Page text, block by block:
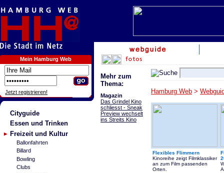
Mein Hamburg Web
Jetzt registrieren!
Cityguide
Essen und Trinken
Freizeit und Kultur
Ballonfahrten
Billard
Bowling
Clubs
Mehr zum
Thema:
Magazin
Das Grindel Kino
schliesst - Sneak
Preview wechselt
ins Streits Kino
Hamburg Web >
Flexibles Flimmern
Kinoreihe zeigt Filmklassiker
an zum Film passenden
Orten.